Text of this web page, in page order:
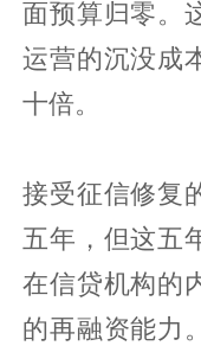
面预算归零。
运营的沉没成
十倍。
接受征信修复
五年，但这五
在信贷机构的
的再融资能力